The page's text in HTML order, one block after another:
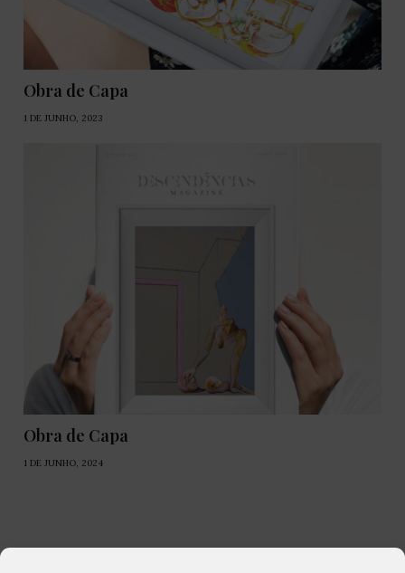
Obra de Capa
1 DE JUNHO, 2023
Obra de Capa
1 DE JUNHO, 2024